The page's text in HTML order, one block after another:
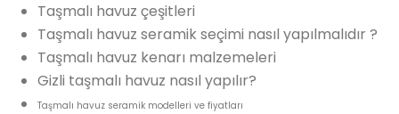
Taşmalı havuz çeşitleri
Taşmalı havuz seramik seçimi nasıl yapılmalıdır ?
Taşmalı havuz kenarı malzemeleri
Gizli taşmalı havuz nasıl yapılır?
Taşmalı havuz seramik modelleri ve fiyatları